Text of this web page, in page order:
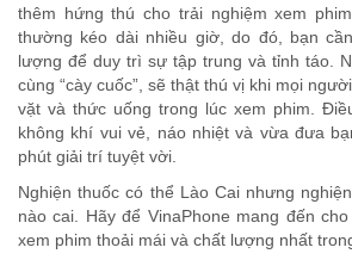
thêm hứng thú cho trải nghiệm xem
thường kéo dài nhiều giờ, do đó, bạn
lượng để duy trì sự tập trung và tỉnh táo.
cùng “cày cuốc”, sẽ thật thú vị khi mọi
vặt và thức uống trong lúc xem phim.
không khí vui vẻ, náo nhiệt và vừa đưa
phút giải trí tuyệt vời.
Nghiện thuốc có thể Lào Cai nhưng
nào cai. Hãy để VinaPhone mang đến
xem phim thoải mái và chất lượng nhất